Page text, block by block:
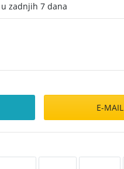
u zadnjih 7 dana
E-MAIL